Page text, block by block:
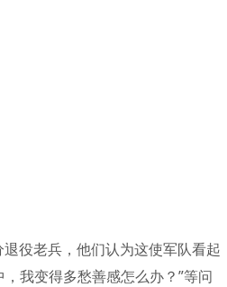
役老兵，他们认为这使军队看起
我变得多愁善感怎么办？”等问